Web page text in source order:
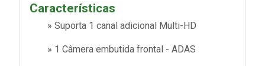
Características
» Suporta 1 canal adicional Multi-HD
» 1 Câmera embutida frontal - ADAS